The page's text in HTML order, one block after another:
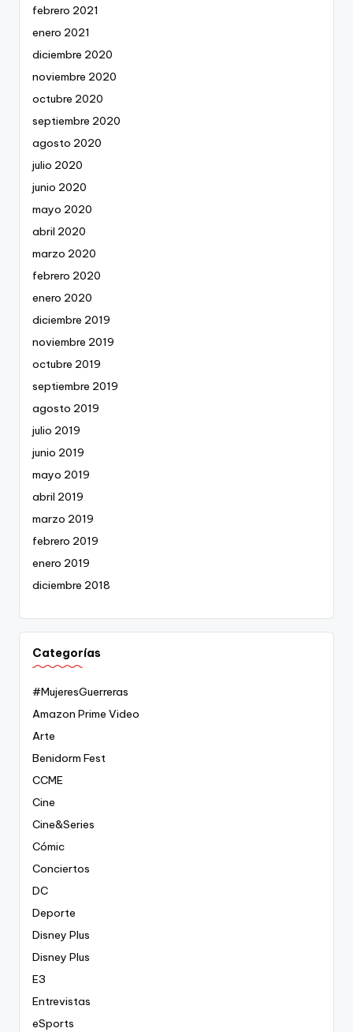
febrero 2021
enero 2021
diciembre 2020
noviembre 2020
octubre 2020
septiembre 2020
agosto 2020
julio 2020
junio 2020
mayo 2020
abril 2020
marzo 2020
febrero 2020
enero 2020
diciembre 2019
noviembre 2019
octubre 2019
septiembre 2019
agosto 2019
julio 2019
junio 2019
mayo 2019
abril 2019
marzo 2019
febrero 2019
enero 2019
diciembre 2018
Categorías
#MujeresGuerreras
Amazon Prime Video
Arte
Benidorm Fest
CCME
Cine
Cine&Series
Cómic
Conciertos
DC
Deporte
Disney Plus
Disney Plus
E3
Entrevistas
eSports